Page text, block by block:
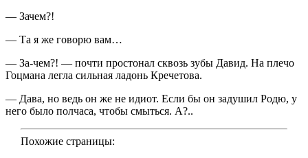
— Зачем?!
— Та я же говорю вам…
— За-чем?! — почти простонал сквозь зубы Давид. На плечо
Гоцмана легла сильная ладонь Кречетова.
— Дава, но ведь он же не идиот. Если бы он задушил Родю, у
него было полчаса, чтобы смыться. А?..
Похожие страницы: